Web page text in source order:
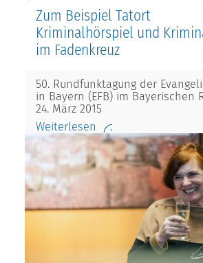
Zum Beispiel Tatort
Kriminalhörspiel und
im Fadenkreuz
50. Rundfunktagung der
in Bayern (EFB) im Bayerischen
24. März 2015
Weiterlesen